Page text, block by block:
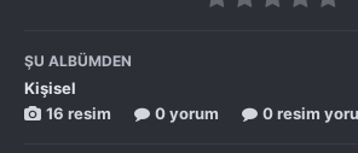
ŞU ALBÜMDEN
Kişisel
16 resim
0 yorum 0 resim